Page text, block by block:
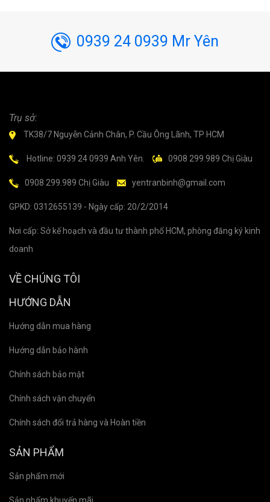
0939 24 0939 Mr Yên
Trụ sở:
TK38/7 Nguyễn Cảnh Chân, P. Cầu Ông Lãnh, TP HCM
Hotline: 0939 24 0939 Anh Yên. 0908 299.989 Chị Giàu
0908 299.989 Chị Giàu yentranbinh@gmail.com
GPKD: 0312655139 - Ngày cấp: 20/2/2014
Nơi cấp: Sở kế hoạch và đầu tư thành phố HCM, phòng đăng ký kinh
doanh
VỀ CHÚNG TÔI
HƯỚNG DẪN
Hướng dẫn mua hàng
Hướng dẫn bảo hành
Chính sách bảo mật
Chính sách vận chuyển
Chính sách đổi trả hàng và Hoàn tiền
SẢN PHẨM
Sản phẩm mới